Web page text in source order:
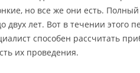
но все же они есть.
двух лет. Вот в течении этого
способен рассчитать
их проведения.